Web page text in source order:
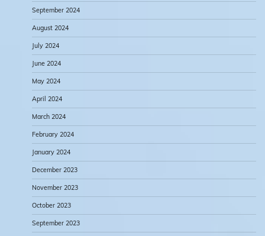
September 2024
August 2024
July 2024
June 2024
May 2024
April 2024
March 2024
February 2024
January 2024
December 2023
November 2023
October 2023
September 2023